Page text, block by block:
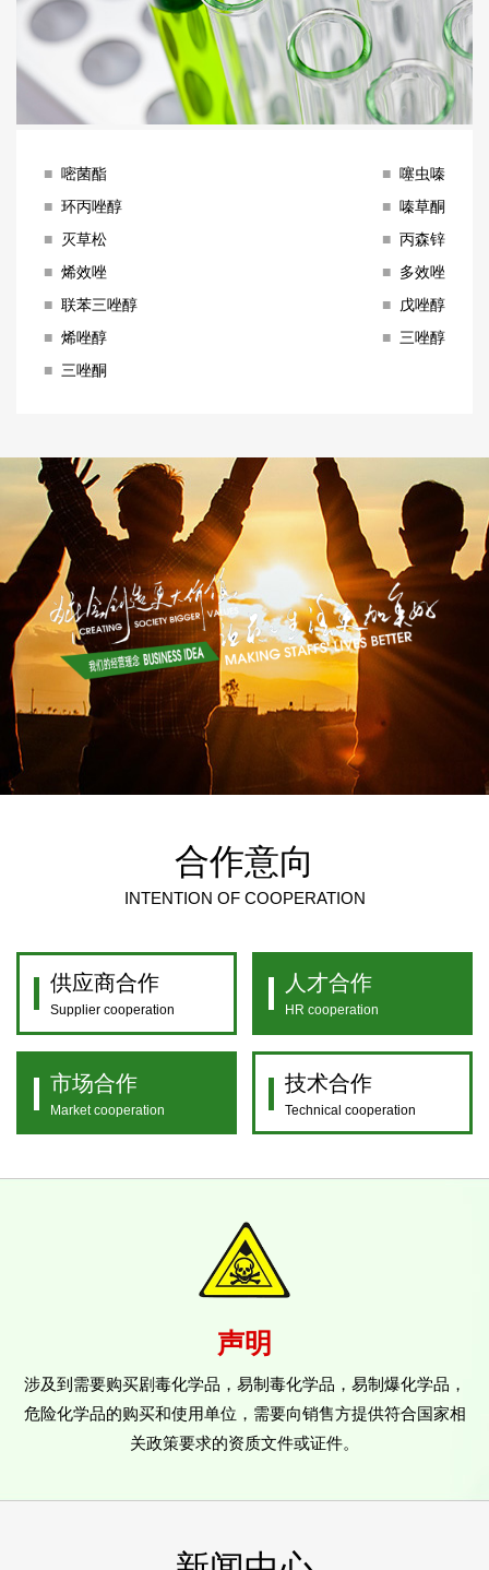
■ 嘧菌酯 ■ 噻虫嗪
■ 环丙唑醇 ■ 嗪草酮
■ 灭草松 ■ 丙森锌
■ 烯效唑 ■ 多效唑
■ 联苯三唑醇 ■
戊唑醇
■ 烯唑醇 ■ 三唑醇
■ 三唑酮
合作意向
INTENTION OF COOPERATION
供应商合作
Supplier cooperation
人才合作
HR cooperation
市场合作
Market cooperation
技术合作
Technical cooperation
声明
涉及到需要购买剧毒化学品，易制毒化学品，易制爆化学品，
危险化学品的购买和使用单位，需要向销售方提供符合国家相
关政策要求的资质文件或证件。